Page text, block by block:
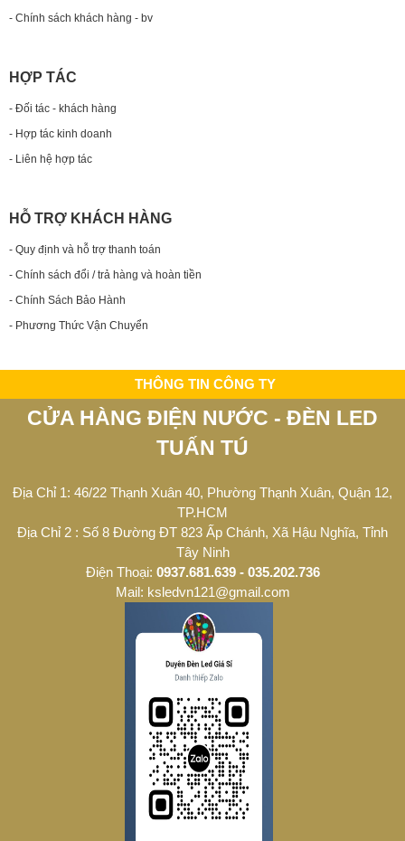
- Chính sách khách hàng - bv
HỢP TÁC
- Đối tác - khách hàng
- Hợp tác kinh doanh
- Liên hệ hợp tác
HỖ TRỢ KHÁCH HÀNG
- Quy định và hỗ trợ thanh toán
- Chính sách đổi / trả hàng và hoàn tiền
- Chính Sách Bảo Hành
- Phương Thức Vận Chuyển
THÔNG TIN CÔNG TY
CỬA HÀNG ĐIỆN NƯỚC - ĐÈN LED
TUẤN TÚ
Địa Chỉ 1: 46/22 Thạnh Xuân 40, Phường Thạnh Xuân, Quận 12,
TP.HCM
Địa Chỉ 2 : Số 8 Đường ĐT 823 Ấp Chánh, Xã Hậu Nghĩa, Tỉnh
Tây Ninh
Điện Thoại: 0937.681.639 - 035.202.736
Mail: ksledvn121@gmail.com